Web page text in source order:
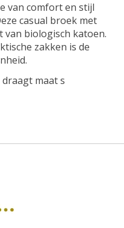
van comfort en stijl
casual broek met
van biologisch katoen.
zakken is de
maat s